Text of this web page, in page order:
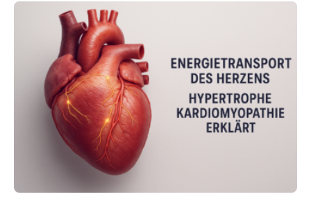
Oncology, zeigen die Forschenden, dass Mini-Tumore
aus Gewebe von Patientinnen und Patienten –
sogenannte Organoide – genutzt werden können, um
vorab zu prüfen, welche Medikamente am besten
wirken. Dabei wurde ein Eiweiß identifiziert, das künftig
als Biomarker für die Wahl der passenden Therapie
dienen könnte. Darmkrebs zählt weltweit zu den
häufigsten Krebsarten und stellt…